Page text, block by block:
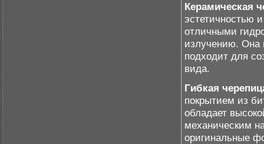
Керамическая
эстетичностью
отличными
излучению. Она
подходит для
вида.
Гибкая
покрытием из
обладает
механическим
оригинальные